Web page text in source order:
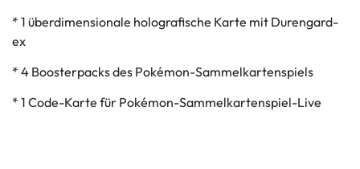
* 1 überdimensionale holografische Karte mit Durengard-
ex
* 4 Boosterpacks des Pokémon-Sammelkartenspiels
* 1 Code-Karte für Pokémon-Sammelkartenspiel-Live